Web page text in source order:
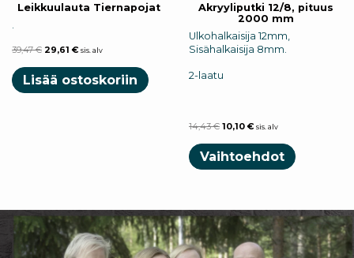
Leikkuulauta Tiernapojat
.
39,47€ 29,61 € sis. alv
Lisää ostoskoriin
Akryyliputki 12/8, pituus
2000 mm
Ulkohalkaisija 12mm,
Sisähalkaisija 8mm.
2-laatu
14,43€ 10,10 € sis. alv
Vaihtoehdot